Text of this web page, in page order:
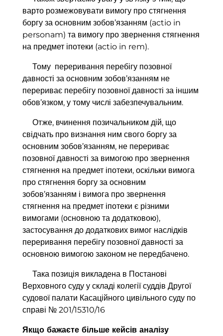
варто розмежовувати вимогу про стягнення
боргу за основним зобов’язанням (actio in
personam) та вимогу про звернення стягнення
на предмет іпотеки (actio in rem).
Тому переривання перебігу позовної
давності за основним зобов’язанням не
перериває перебігу позовної давності за іншим
обов’язком, у тому числі забезпечувальним.
Отже, вчинення позичальником дій, що
свідчать про визнання ним свого боргу за
основним зобов’язанням, не перериває
позовної давності за вимогою про звернення
стягнення на предмет іпотеки, оскільки вимога
про стягнення боргу за основним
зобов’язанням і вимога про звернення
стягнення на предмет іпотеки є різними
вимогами (основною та додатковою),
застосування до додаткових вимог наслідків
переривання перебігу позовної давності за
основною вимогою законом не передбачено.
Така позиція викладена в Постанові
Верховного суду у складі колегії суддів Другої
судової палати Касаційного цивільного суду по
справі № 201/15310/16
Якщо бажаєте більше кейсів аналізу